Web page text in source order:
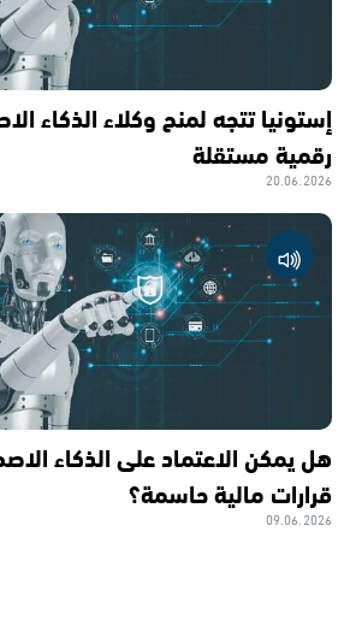
إستونيا تتجه لمنح وكلاء الذكاء
رقمية مستقلة
20.06.2026
هل يمكن الاعتماد على الذكاء
قرارات مالية حاسمة؟
09.06.2026